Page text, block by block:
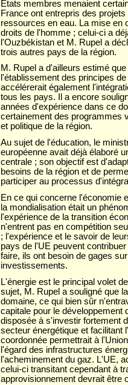
Etats membres menaient
France ont entrepris des
ressources en eau. La mise en
droits de l'homme ; celui-ci a
l'Ouzbékistan et M. Rupel a
trois autres pays de la région.
M. Rupel a d'ailleurs estimé
l'établissement des principes
accélérerait également
tous les pays. Il a encore
années d'expérience dans ce
certainement des programmes
et politique de la région.
Au sujet de l'éducation, le
européenne avait déjà élaboré
centrale ; son objectif est
besoins de la région et de
participer au processus
En ce qui concerne l'économie
la mondialisation était un
l'expérience de la transition
n'entrent pas en compétition
; l'expérience et le savoir de
pays de l'UE peuvent
faire, ils ont besoin de gages
investissements.
L'énergie est le principal volet
sujet, M. Rupel a souligné que
domaine, ce qui bien sûr
capitale pour le développement
disposée à s'investir fortement
secteur énergétique et facilitant
coordonnée permettrait à
l'égard des infrastructures
l'acheminement du gaz. L'UE,
celui-ci transitant cependant à
approvisionnement devrait être